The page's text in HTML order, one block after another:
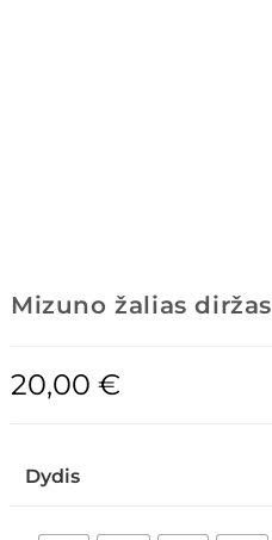
Mizuno žalias diržas
20,00 €
Dydis